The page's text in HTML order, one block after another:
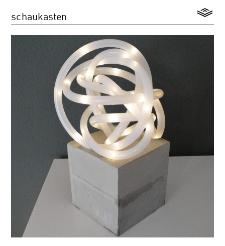
schaukasten